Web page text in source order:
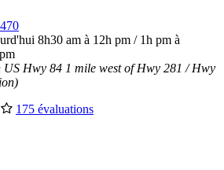
8h30 am à 12h pm / 1h pm à
US Hwy 84 1 mile west of Hwy 281 / Hwy
175 évaluations